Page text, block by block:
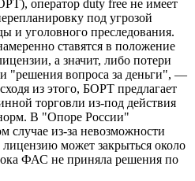
оператор duty free не имеет
под угрозой
и уголовного преследования.
ставятся в положение
а значит, либо потери
"решения вопроса за деньги", —
из этого, БОРТ предлагает
торговли из-под действия
В "Опоре России"
случае из-за невозможности
может закрыться около
ФАС не приняла решения по